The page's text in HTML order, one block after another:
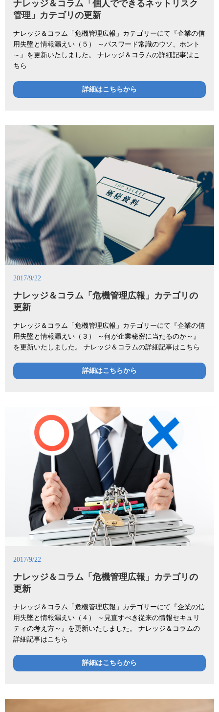
ナレッジ＆コラム「個人でできるネットリスク
管理」カテゴリの更新
ナレッジ＆コラム「危機管理広報」カテゴリーにて『企業の信
用失墜と情報漏えい（５） ～パスワード常識のウソ、ホント
～』を更新いたしました。 ナレッジ＆コラムの詳細記事はこ
ちら
詳細はこちらから
2017/9/22
ナレッジ＆コラム「危機管理広報」カテゴリの
更新
ナレッジ＆コラム「危機管理広報」カテゴリーにて『企業の信
用失墜と情報漏えい（３） ～何が企業秘密に当たるのか～』
を更新いたしました。 ナレッジ＆コラムの詳細記事はこちら
詳細はこちらから
2017/9/22
ナレッジ＆コラム「危機管理広報」カテゴリの
更新
ナレッジ＆コラム「危機管理広報」カテゴリーにて『企業の信
用失墜と情報漏えい（４） ～見直すべき従来の情報セキュリ
ティの考え方～』を更新いたしました。 ナレッジ＆コラムの
詳細記事はこちら
詳細はこちらから